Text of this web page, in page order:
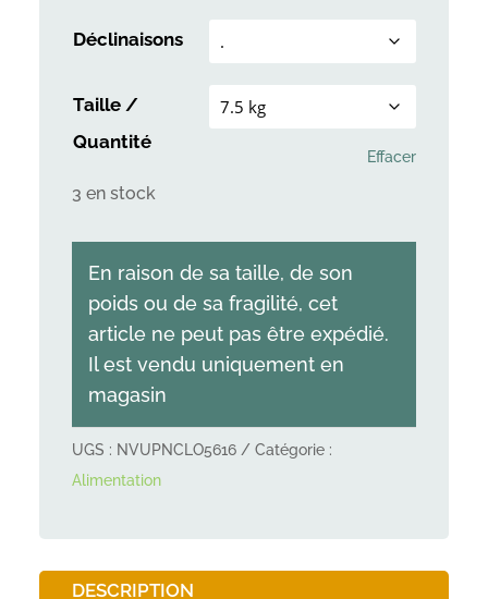
Déclinaisons
Taille /
Quantité
Effacer
3 en stock
En raison de sa taille, de son
poids ou de sa fragilité, cet
article ne peut pas être expédié.
Il est vendu uniquement en
magasin
UGS : NVUPNCLO5616
Catégorie :
Alimentation
DESCRIPTION